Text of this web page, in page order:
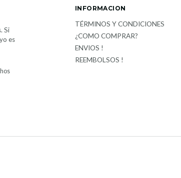
Si
es
INFORMACION
TÉRMINOS Y CONDICIONES
¿COMO COMPRAR?
ENVIOS !
REEMBOLSOS !